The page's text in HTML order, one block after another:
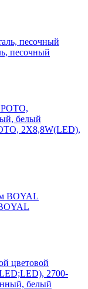
песочный
2X8,8W(LED),